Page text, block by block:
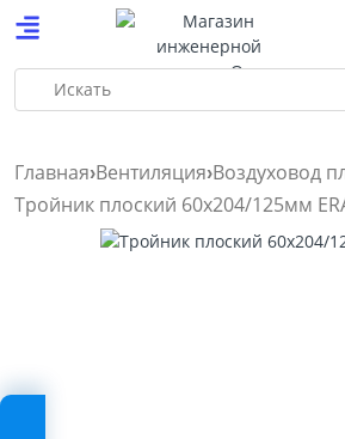
Искать
Главная Вентиляция Воздуховод
Тройник плоский 60х204/125мм